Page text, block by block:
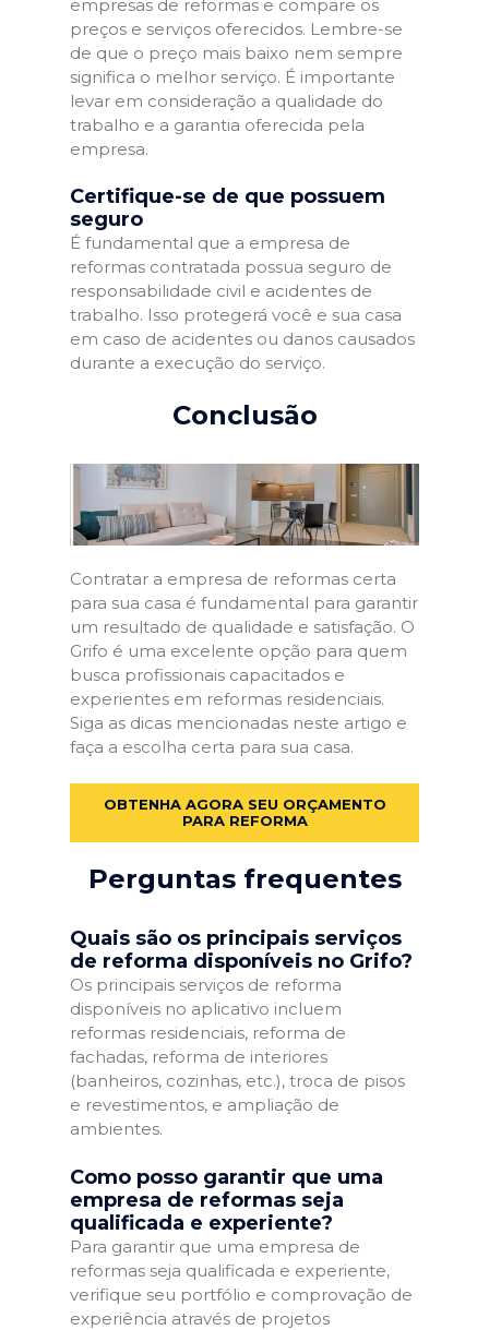
empresas de reformas e compare os
preços e serviços oferecidos. Lembre-se
de que o preço mais baixo nem sempre
significa o melhor serviço. É importante
levar em consideração a qualidade do
trabalho e a garantia oferecida pela
empresa.
Certifique-se de que possuem
seguro
É fundamental que a empresa de
reformas contratada possua seguro de
responsabilidade civil e acidentes de
trabalho. Isso protegerá você e sua casa
em caso de acidentes ou danos causados
durante a execução do serviço.
Conclusão
Contratar a empresa de reformas certa
para sua casa é fundamental para garantir
um resultado de qualidade e satisfação. O
Grifo é uma excelente opção para quem
busca profissionais capacitados e
experientes em reformas residenciais.
Siga as dicas mencionadas neste artigo e
faça a escolha certa para sua casa.
OBTENHA AGORA SEU ORÇAMENTO
PARA REFORMA
Perguntas frequentes
Quais são os principais serviços
de reforma disponíveis no Grifo?
Os principais serviços de reforma
disponíveis no aplicativo incluem
reformas residenciais, reforma de
fachadas, reforma de interiores
(banheiros, cozinhas, etc.), troca de pisos
e revestimentos, e ampliação de
ambientes.
Como posso garantir que uma
empresa de reformas seja
qualificada e experiente?
Para garantir que uma empresa de
reformas seja qualificada e experiente,
verifique seu portfólio e comprovação de
experiência através de projetos